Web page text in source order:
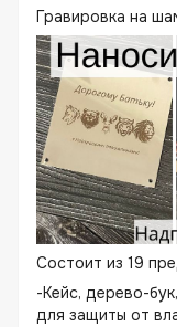
Гравировка на
Состоит из 19
-Кейс, дерево-
для защиты от